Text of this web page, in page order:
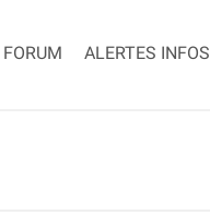
FORUM ALERTES INFOS